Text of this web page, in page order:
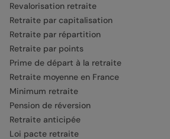
Revalorisation retraite
Retraite par capitalisation
Retraite par répartition
Retraite par points
Prime de départ à la retraite
Retraite moyenne en France
Minimum retraite
Pension de réversion
Retraite anticipée
Loi pacte retraite